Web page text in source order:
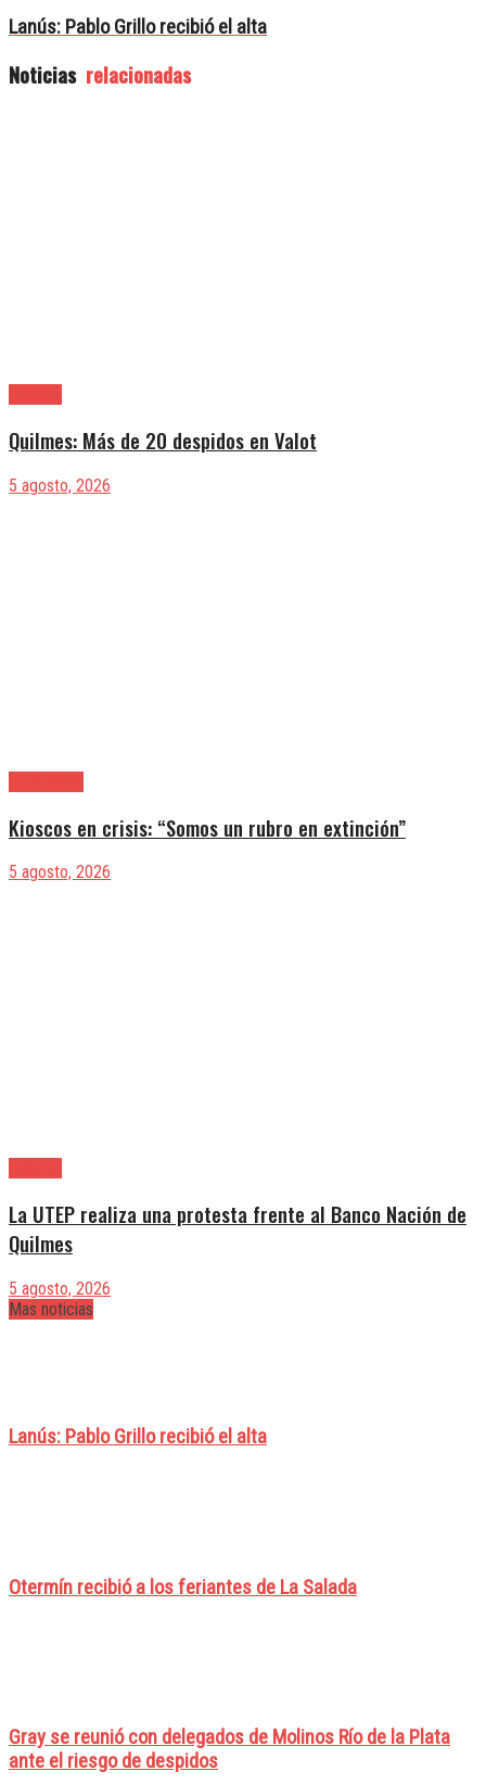
Lanús: Pablo Grillo recibió el alta
Noticias relacionadas
Quilmes: Más de 20 despidos en Valot
5 agosto, 2026
Kioscos en crisis: “Somos un rubro en extinción”
5 agosto, 2026
La UTEP realiza una protesta frente al Banco Nación de
Quilmes
5 agosto, 2026
Mas noticias
Lanús: Pablo Grillo recibió el alta
Otermín recibió a los feriantes de La Salada
Gray se reunió con delegados de Molinos Río de la Plata
ante el riesgo de despidos